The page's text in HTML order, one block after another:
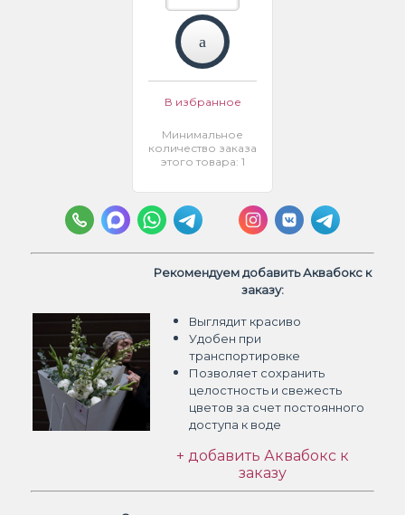
В избранное
Минимальное
количество заказа
этого товара: 1
Рекомендуем добавить Аквабокс к
заказу:
Выглядит красиво
Удобен при
транспортировке
Позволяет сохранить
целостность и свежесть
цветов за счет постоянного
доступа к воде
+ добавить Аквабокс к
заказу